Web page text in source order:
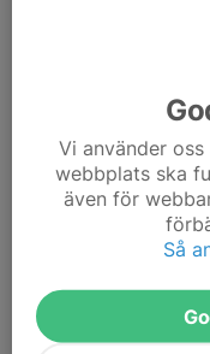
Här kommer lite info
Vi samlas inne på IFU
gång vilket vi tycker är
Vi använder
webbplats ska
även för
Så